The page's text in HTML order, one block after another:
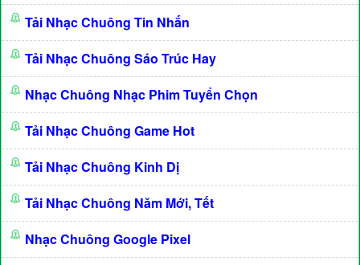
Tải Nhạc Chuông Tin Nhắn
Tải Nhạc Chuông Sáo Trúc Hay
Nhạc Chuông Nhạc Phim Tuyển Chọn
Tải Nhạc Chuông Game Hot
Tải Nhạc Chuông Kinh Dị
Tải Nhạc Chuông Năm Mới, Tết
Nhạc Chuông Google Pixel